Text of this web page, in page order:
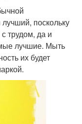
поскольку
трудом, да и
лучшие. Мыть
их будет